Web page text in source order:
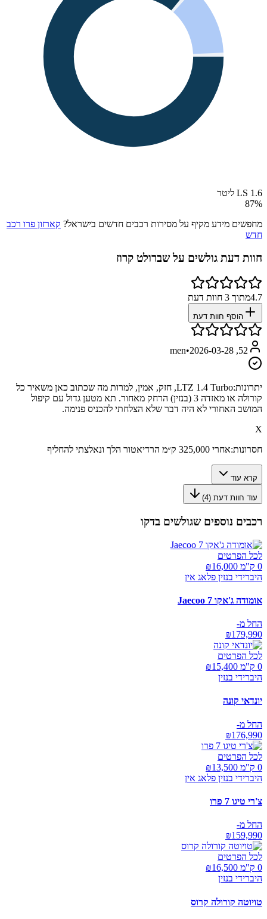
LS 1.6 ליטר
87%
מחפשים מידע מקיף על מסירות רכבים חדשים בישראל? קארזון פרו רכב
חדש
חוות דעת גולשים עלשברולט קרוז
4.7מתוך 3 חוות דעת
הוסף חוות דעת
52, men
•2026-03-28
יתרונות:
LTZ 1.4 Turbo, חזק, אמין, למרות מה שכתוב כאן משאיר כל
קורולה או מאזדה 3 (בנזין) הרחק מאחור. תא מטען גדול עם קיפול
המושב האחורי לא היה דבר שלא הצלחתי להכניס פנימה.
X
חסרונות:אחרי 325,000 ק״מ הרדיאטור הלך ונאלצתי להחליף
קרא עוד
עוד חוות דעת (4
)
רכבים נוספים שגולשים בדקו
לכל הפרטים
0 ק"מ ₪
16,000
היברידי בנזין פלאג אין
אומודה ג'אקו Jaecoo 7
החל מ-
₪179,990
לכל הפרטים
0 ק"מ ₪
15,400
היברידי בנזין
יונדאי קונה
החל מ-
₪176,990
לכל הפרטים
0 ק"מ ₪
13,500
היברידי בנזין פלאג אין
צ'רי טיגו 7 פרו
החל מ-
₪159,990
לכל הפרטים
0 ק"מ ₪
16,500
היברידי בנזין
טויוטה קורולה קרוס